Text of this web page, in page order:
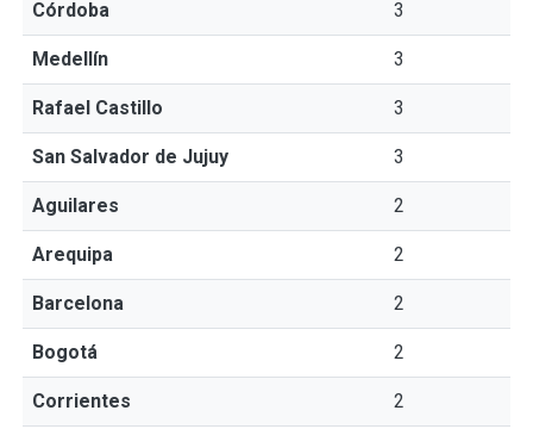
Córdoba 3
Medellín 3
Rafael Castillo 3
San Salvador de Jujuy 3
Aguilares 2
Arequipa 2
Barcelona 2
Bogotá 2
Corrientes 2